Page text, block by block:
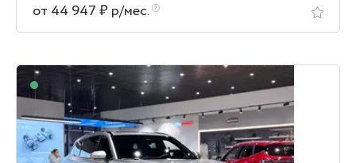
от 44 947 ₽ р/мес.
В наличии